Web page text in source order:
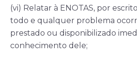
(vi) Relatar à ENOTAS, por
todo e qualquer problema
prestado ou disponibilizado
conhecimento dele;